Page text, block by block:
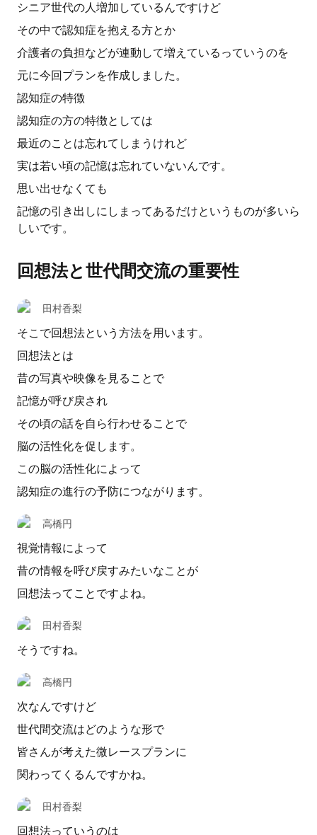
シニア世代の人増加しているんですけど
その中で認知症を抱える方とか
介護者の負担などが連動して増えているっていうのを
元に今回プランを作成しました。
認知症の特徴
認知症の方の特徴としては
最近のことは忘れてしまうけれど
実は若い頃の記憶は忘れていないんです。
思い出せなくても
記憶の引き出しにしまってあるだけというものが多いら
しいです。
回想法と世代間交流の重要性
田村香梨
そこで回想法という方法を用います。
回想法とは
昔の写真や映像を見ることで
記憶が呼び戻され
その頃の話を自ら行わせることで
脳の活性化を促します。
この脳の活性化によって
認知症の進行の予防につながります。
高橋円
視覚情報によって
昔の情報を呼び戻すみたいなことが
回想法ってことですよね。
田村香梨
そうですね。
高橋円
次なんですけど
世代間交流はどのような形で
皆さんが考えた微レースプランに
関わってくるんですかね。
田村香梨
回想法っていうのは